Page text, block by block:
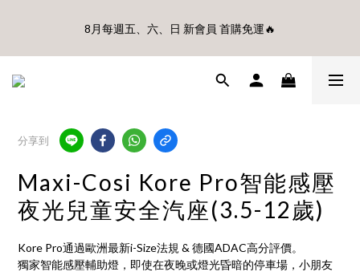
Disney輕量摺疊椅(不累贈)🎊
8月每週五、六、日 新會員 首購免運🔥
🎊8月底前、首購滿$3500贈UBMOM透明防水提袋 滿$6500贈
分享到
Maxi-Cosi Kore Pro智能感壓
夜光兒童安全汽座(3.5-12歲)
Kore Pro通過歐洲最新i-Size法規 & 德國ADAC高分評價。
獨家智能感壓輔助燈，即使在夜晚或燈光昏暗的停車場，小朋友